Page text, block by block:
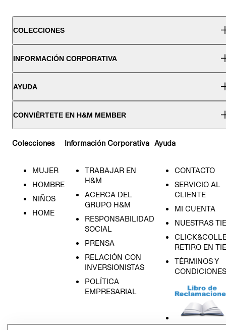
COLECCIONES
INFORMACIÓN CORPORATIVA
AYUDA
CONVIÉRTETE EN H&M MEMBER
Colecciones
MUJER
HOMBRE
NIÑOS
HOME
Información Corporativa
TRABAJAR EN
H&M
ACERCA DEL
GRUPO H&M
RESPONSABILIDAD
SOCIAL
PRENSA
RELACIÓN CON
INVERSIONISTAS
POLÍTICA
EMPRESARIAL
Ayuda
CONTACTO
SERVICIO AL
CLIENTE
MI CUENTA
NUESTRAS
RETIRO EN
TÉRMINOS Y
CONDICIONES